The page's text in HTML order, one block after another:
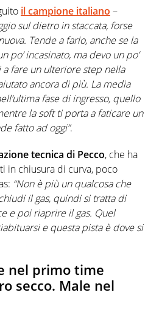
il campione italiano –
sul dietro in staccata, forse
Tende a farlo, anche se la
po’ incasinato, ma devo un po’
fare un ulteriore step nella
ancora di più. La media
fase di ingresso, quello
la soft ti porta a faticare un
fatto ad oggi”.
tecnica di Pecco, che ha
in chiusura di curva, poco
“Non è più un qualcosa che
il gas, quindi si tratta di
e poi riaprire il gas. Quel
e questa pista è dove si
nel primo time
secco. Male nel